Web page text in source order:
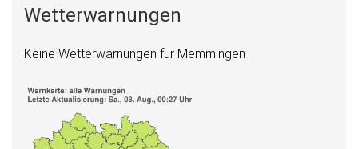
Wetterwarnungen
Keine Wetterwarnungen für Memmingen